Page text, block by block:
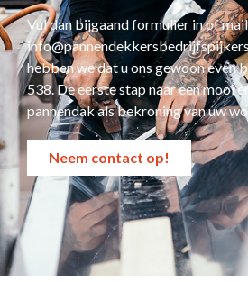
Vul dan bijgaand formulier in of
hebben we dat u ons gewoon even
538. De eerste stap naar een mooi
pannendak als bekroning van uw
Neem contact op!